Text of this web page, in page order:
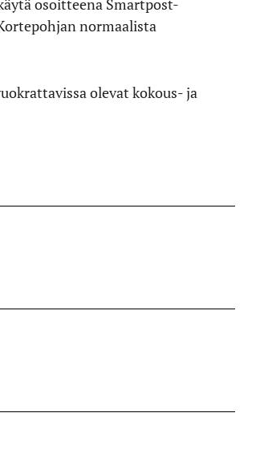
osoitteena Smartpost-
normaalista
olevat kokous- ja